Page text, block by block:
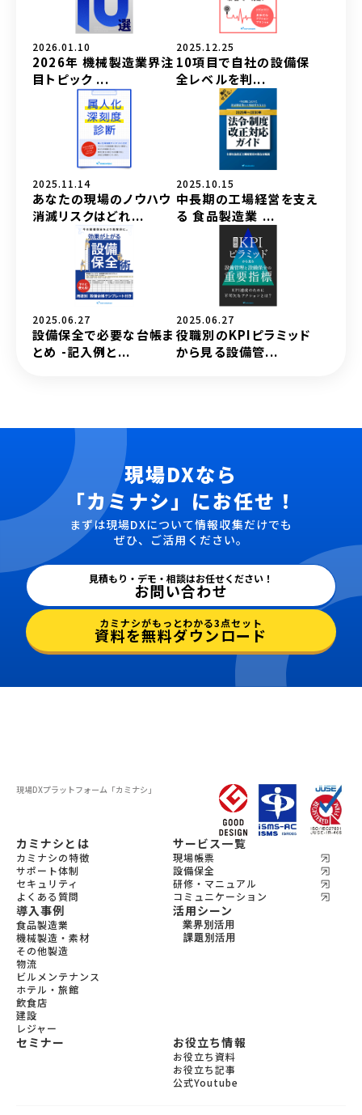
2026.01.10
2026年 機械製造業界注
目トピック ...
2025.12.25
10項目で自社の設備保
全レベルを判...
2025.11.14
あなたの現場のノウハウ
消滅リスクはどれ...
2025.10.15
中長期の工場経営を支え
る 食品製造業 ...
2025.06.27
設備保全で必要な台帳ま
とめ -記入例と...
2025.06.27
役職別のKPIピラミッド
から見る設備管...
現場DXなら
「カミナシ」にお任せ！
まずは現場DXについて情報収集だけでも
ぜひ、ご活用ください。
見積もり・デモ・相談はお任せください！
お問い合わせ
カミナシがもっとわかる3点セット
資料を無料ダウンロード
現場DXプラットフォーム 「カミナシ」
カミナシとは
カミナシの特徴
サポート体制
セキュリティ
よくある質問
サービス一覧
現場帳票
設備保全
研修・マニュアル
コミュニケーション
導入事例
食品製造業
機械製造・素材
その他製造
物流
ビルメンテナンス
ホテル・旅館
飲食店
建設
レジャー
活用シーン
業界別活用
機会製造・素材
課題別活用
セミナー お役立ち情報
お役立ち資料
お役立ち記事
公式Youtube